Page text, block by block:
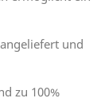
und
zu 100%